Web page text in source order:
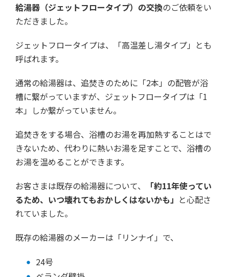
給湯器（ジェットフロータイプ）の交換のご依頼をい
ただきました。
ジェットフロータイプは、「高温差し湯タイプ」とも
呼ばれます。
通常の給湯器は、追焚きのために「2本」の配管が浴
槽に繋がっていますが、ジェットフロータイプは「1
本」しか繋がっていません。
追焚きをする場合、浴槽のお湯を再加熱することはで
きないため、代わりに熱いお湯を足すことで、浴槽の
お湯を温めることができます。
お客さまは既存の給湯器について、
「約11年使ってい
るため、いつ壊れてもおかしくはないかも」 と心配さ
れていました。
既存の給湯器のメーカーは「リンナイ」で、
24号